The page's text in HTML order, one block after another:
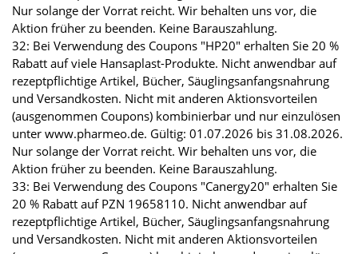
Nur solange der Vorrat reicht. Wir behalten uns vor, die
Aktion früher zu beenden. Keine Barauszahlung.
32: Bei Verwendung des Coupons "HP20" erhalten Sie 20 %
Rabatt auf viele Hansaplast-Produkte. Nicht anwendbar auf
rezeptpflichtige Artikel, Bücher, Säuglingsanfangsnahrung
und Versandkosten. Nicht mit anderen Aktionsvorteilen
(ausgenommen Coupons) kombinierbar und nur einzulösen
unter www.pharmeo.de. Gültig: 01.07.2026 bis 31.08.2026.
Nur solange der Vorrat reicht. Wir behalten uns vor, die
Aktion früher zu beenden. Keine Barauszahlung.
33: Bei Verwendung des Coupons "Canergy20" erhalten Sie
20 % Rabatt auf PZN 19658110. Nicht anwendbar auf
rezeptpflichtige Artikel, Bücher, Säuglingsanfangsnahrung
und Versandkosten. Nicht mit anderen Aktionsvorteilen